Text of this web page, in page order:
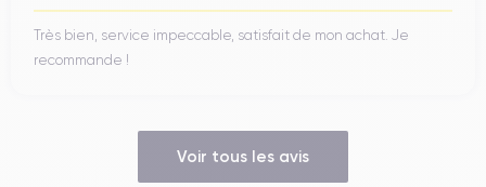
Très bien, service impeccable, satisfait de mon achat. Je
recommande !
Voir tous les avis